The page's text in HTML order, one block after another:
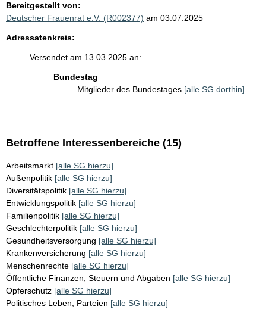
Bereitgestellt von:
Deutscher Frauenrat e.V. (R002377) am 03.07.2025
Adressatenkreis:
Versendet am 13.03.2025 an:
Bundestag
Mitglieder des Bundestages [alle SG dorthin]
Betroffene Interessenbereiche (15)
Arbeitsmarkt [alle SG hierzu]
Außenpolitik [alle SG hierzu]
Diversitätspolitik [alle SG hierzu]
Entwicklungspolitik [alle SG hierzu]
Familienpolitik [alle SG hierzu]
Geschlechterpolitik [alle SG hierzu]
Gesundheitsversorgung [alle SG hierzu]
Krankenversicherung [alle SG hierzu]
Menschenrechte [alle SG hierzu]
Öffentliche Finanzen, Steuern und Abgaben [alle SG hierzu]
Opferschutz [alle SG hierzu]
Politisches Leben, Parteien [alle SG hierzu]